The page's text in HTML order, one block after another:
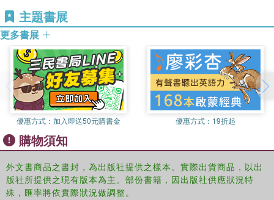
Libyan state's approach to human rights; the embargo period of
1992-1999, when the coercive power of international society
caused the regime to deprioritize human rights in favor of regime
survival; and the period 1999-2010, when the regime began once
again expressing an interest in adopting international societal
norms of human rights. Annotation c2013 Book News, Inc.,
Portland, OR (booknews.com)
主題書展
更多書展
優惠方式： 加入即送50元購書金 優惠方式： 19折起
購物須知
外文書商品之書封，為出版社提供之樣本。實際出貨商品，以出
版社所提供之現有版本為主。部份書籍，因出版社供應狀況特
殊，匯率將依實際狀況做調整。